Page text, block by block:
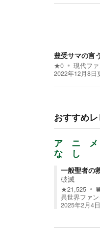
豊受サマの言
★0 現代フ
2022年12月8日
おすすめ
ア ニ
な し
一般聖者の
破滅
★21,525
異世界ファ
2025年2月4日